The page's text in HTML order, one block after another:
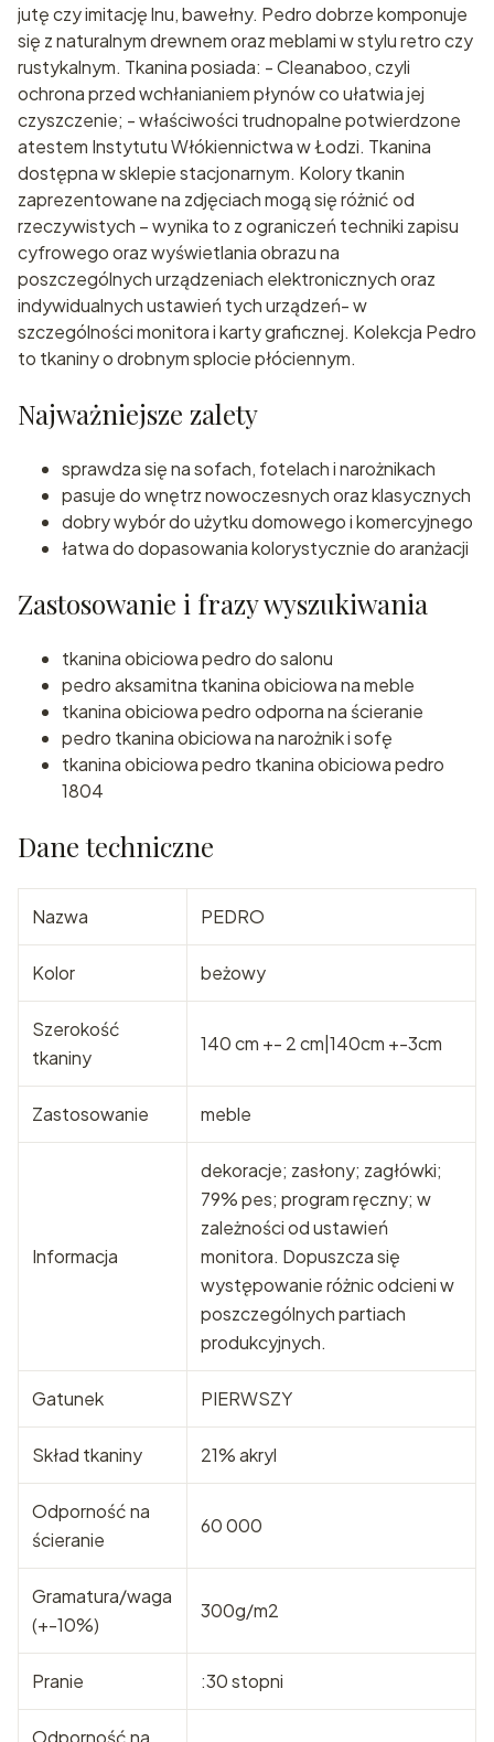
jutę czy imitację lnu, bawełny. Pedro dobrze komponuje
się z naturalnym drewnem oraz meblami w stylu retro czy
rustykalnym. Tkanina posiada: - Cleanaboo, czyli
ochrona przed wchłanianiem płynów co ułatwia jej
czyszczenie; - właściwości trudnopalne potwierdzone
atestem Instytutu Włókiennictwa w Łodzi. Tkanina
dostępna w sklepie stacjonarnym. Kolory tkanin
zaprezentowane na zdjęciach mogą się różnić od
rzeczywistych – wynika to z ograniczeń techniki zapisu
cyfrowego oraz wyświetlania obrazu na
poszczególnych urządzeniach elektronicznych oraz
indywidualnych ustawień tych urządzeń- w
szczególności monitora i karty graficznej. Kolekcja Pedro
to tkaniny o drobnym splocie płóciennym.
Najważniejsze zalety
sprawdza się na sofach, fotelach i narożnikach
pasuje do wnętrz nowoczesnych oraz klasycznych
dobry wybór do użytku domowego i komercyjnego
łatwa do dopasowania kolorystycznie do aranżacji
Zastosowanie i frazy wyszukiwania
tkanina obiciowa pedro do salonu
pedro aksamitna tkanina obiciowa na meble
tkanina obiciowa pedro odporna na ścieranie
pedro tkanina obiciowa na narożnik i sofę
tkanina obiciowa pedro tkanina obiciowa pedro
1804
Dane techniczne
Nazwa PEDRO
Kolor beżowy
Szerokość
tkaniny
140 cm +- 2 cm|140cm +-3cm
Zastosowanie meble
Informacja
dekoracje; zasłony; zagłówki;
79% pes; program ręczny; w
zależności od ustawień
monitora. Dopuszcza się
występowanie różnic odcieni w
poszczególnych partiach
produkcyjnych.
Gatunek PIERWSZY
Skład tkaniny 21% akryl
Odporność na
ścieranie
60 000
Gramatura/waga
(+-10%)
300g/m2
Pranie :30 stopni
Odporność na